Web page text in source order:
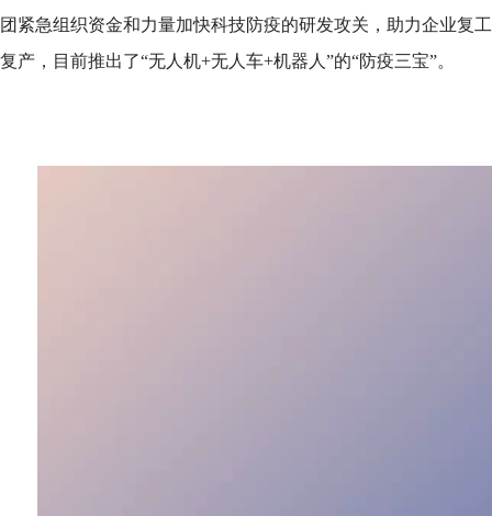
团紧急组织资金和力量加快科技防疫的研发攻关，助力企业复工
复产，目前推出了“无人机+无人车+机器人”的“防疫三宝”。